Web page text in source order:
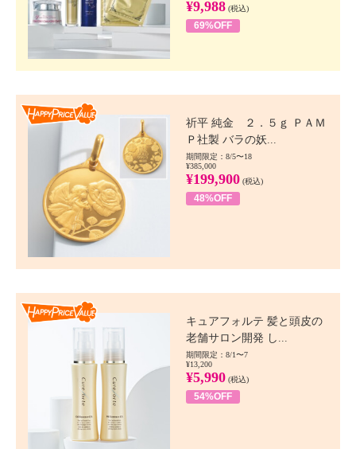
¥9,988 (税込)
69%OFF
祈平 純金 ２．５ｇ ＰＡＭ
Ｐ社製 バラの妖...
期間限定：8/5〜18
¥385,000
¥199,900 (税込)
48%OFF
キュアフォルテ 髪と頭皮の
老舗サロン開発 し...
期間限定：8/1〜7
¥13,200
¥5,990 (税込)
54%OFF